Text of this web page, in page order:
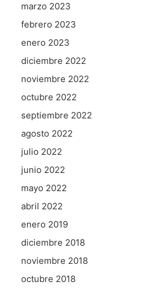
marzo 2023
febrero 2023
enero 2023
diciembre 2022
noviembre 2022
octubre 2022
septiembre 2022
agosto 2022
julio 2022
junio 2022
mayo 2022
abril 2022
enero 2019
diciembre 2018
noviembre 2018
octubre 2018